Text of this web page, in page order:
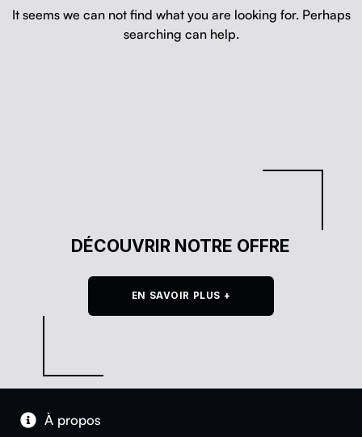
It seems we can not find what you are looking for. Perhaps
searching can help.
DÉCOUVRIR NOTRE OFFRE
EN SAVOIR PLUS +
À pro­pos